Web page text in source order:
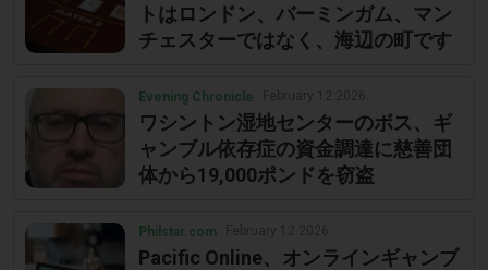
トはロンドン、バーミンガム、マン
チェスターではなく、海辺の町です
Evening Chronicle
ワシントン湿地センターのボス、ギ
ャンブル依存症の資金調達に慈善団
体から19,000ポンドを窃盗
Philstar.com
Pacific Online、オンラインギャンブ